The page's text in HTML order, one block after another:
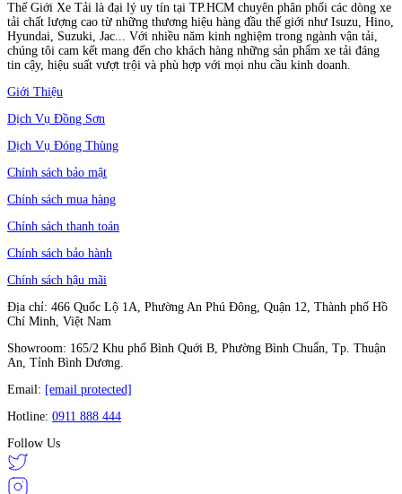
Thế Giới Xe Tải là đại lý uy tín tại TP.HCM chuyên phân phối các dòng xe
tải chất lượng cao từ những thương hiệu hàng đầu thế giới như Isuzu, Hino,
Hyundai, Suzuki, Jac... Với nhiều năm kinh nghiệm trong ngành vận tải,
chúng tôi cam kết mang đến cho khách hàng những sản phẩm xe tải đáng
tin cậy, hiệu suất vượt trội và phù hợp với mọi nhu cầu kinh doanh.
Giới Thiệu
Dịch Vụ Đồng Sơn
Dịch Vụ Đóng Thùng
Chính sách bảo mật
Chính sách mua hàng
Chính sách thanh toán
Chính sách bảo hành
Chính sách hậu mãi
Địa chỉ: 466 Quốc Lộ 1A, Phường An Phú Đông, Quận 12, Thành phố Hồ
Chí Minh, Việt Nam
Showroom: 165/2 Khu phố Bình Quới B, Phường Bình Chuẩn, Tp. Thuận
An, Tỉnh Bình Dương.
Email: [email protected]
Hotline: 0911 888 444
Follow Us